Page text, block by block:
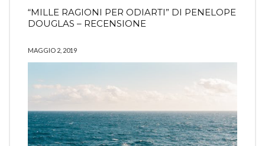
“MILLE RAGIONI PER ODIARTI” DI PENELOPE
DOUGLAS – RECENSIONE
MAGGIO 2, 2019